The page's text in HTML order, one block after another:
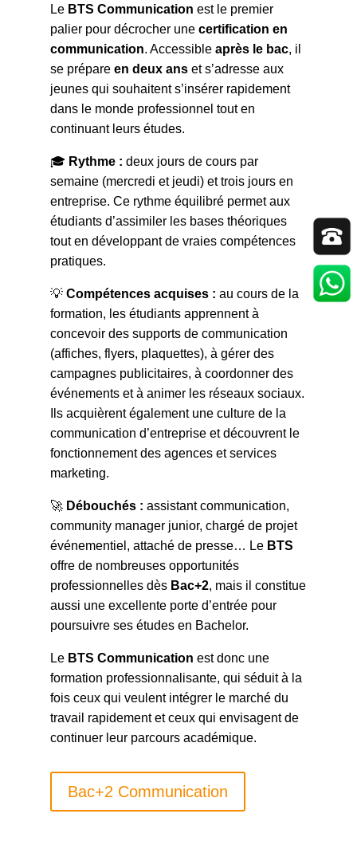
Le BTS Communication est le premier
palier pour décrocher unecertification en
communication. Accessible après le bac, il
se prépare en deux anset s’adresse aux
jeunes qui souhaitent s’insérer rapidement
dans le monde professionnel tout en
continuant leurs études.
🎓Rythme : deux jours de cours par
semaine (mercredi et jeudi) et trois jours en
entreprise. Ce rythme équilibré permet aux
étudiants d’assimiler les bases théoriques
tout en développant de vraies compétences
pratiques.
💡 Compétences acquises : au cours de la
formation, les étudiants apprennent à
concevoir des supports de communication
(affiches, flyers, plaquettes), à gérer des
campagnes publicitaires, à coordonner des
événements et à animer les réseaux sociaux.
Ils acquièrent également une culture de la
communication d’entreprise et découvrent le
fonctionnement des agences et services
marketing.
🚀 Débouchés : assistant communication,
community manager junior, chargé de projet
événementiel, attaché de presse… LeBTS
offre de nombreuses opportunités
professionnelles dès Bac+2, mais il constitue
aussi une excellente porte d’entrée pour
poursuivre ses études en Bachelor.
Le BTS Communication est donc une
formation professionnalisante, qui séduit à la
fois ceux qui veulent intégrer le marché du
travail rapidement et ceux qui envisagent de
continuer leur parcours académique.
Bac+2 Communication